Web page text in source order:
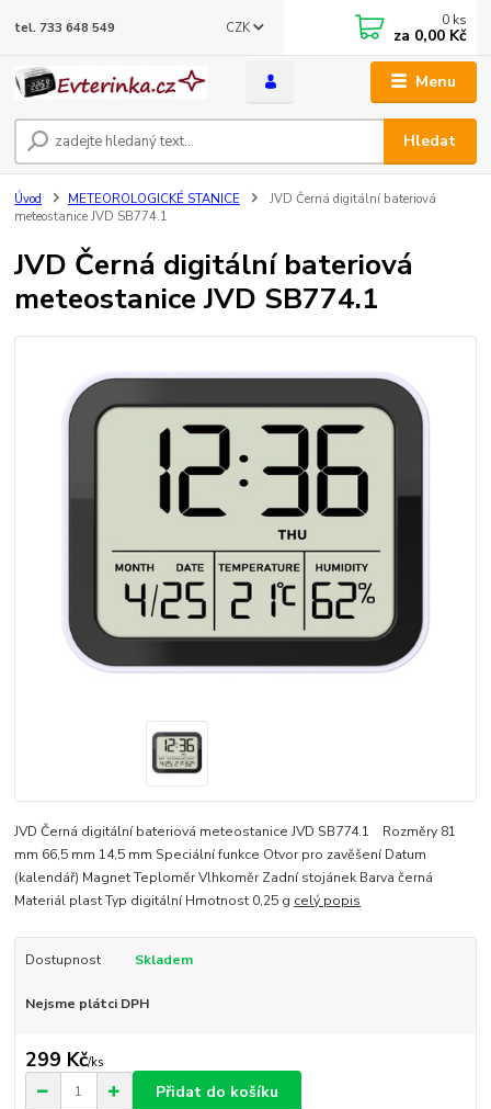
Menu
CZK
Hledat
tel. 733 648 549 0 ks
za 0,00 Kč
Úvod METEOROLOGICKÉ STANICE
JVD Černá digitální bateriová
meteostanice JVD SB774.1
JVD Černá digitální bateriová
meteostanice JVD SB774.1
JVD Černá digitální bateriová meteostanice JVD SB774.1 Rozměry 81
mm 66,5 mm 14,5 mm Speciální funkce Otvor pro zavěšení Datum
(kalendář) Magnet Teploměr Vlhkoměr Zadní stojánek Barva černá
Materiál plast Typ digitální Hmotnost 0,25 g celý popis
Dostupnost Skladem
Nejsme plátci DPH
299 Kč/ks
Přidat do košíku